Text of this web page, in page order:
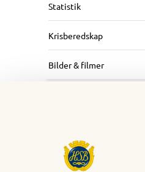
Statistik
Krisberedskap
Bilder & filmer